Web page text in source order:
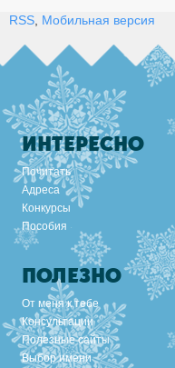
RSS Мобильная версия
ИНТЕРЕСНО
Почитать
Адреса
Конкурсы
Пособия
ПОЛЕЗНО
От меня к тебе
Консультации
Полезные сайты
Выбор имени